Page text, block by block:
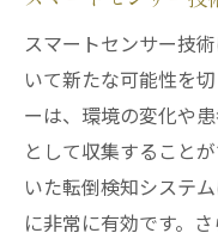
家族と医
在宅でのリ
患者の自己
医療従事者への
デジタルプ
スマートセンサー技
いて新たな可能性を
ーは、環境の変化や
として収集すること
いた転倒検知システ
に非常に有効です。